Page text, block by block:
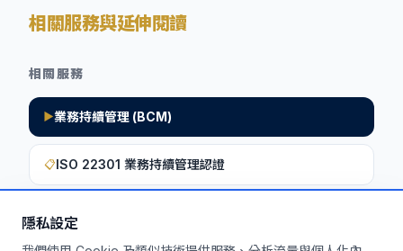
隱私設定
相關服務與延伸閱讀
相關服務
▶業務持續管理 (BCM)
📋ISO 22301 業務持續管理認證